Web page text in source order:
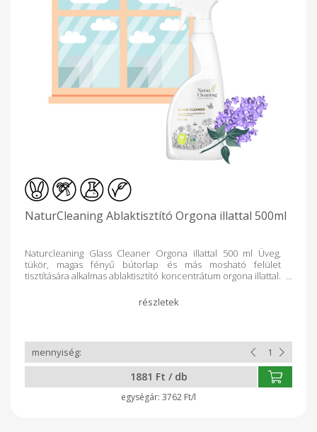
NaturCleaning Ablaktisztító Orgona illattal 500ml
Naturcleaning Glass Cleaner Orgona illattal 500 ml Üveg,
tükör, magas fényű bútorlap és más mosható felület
tisztítására alkalmas ablaktisztító koncentrátum orgona illattal.
törölje szárazra. Csíkmentes ragyogás! Összetevők:
1881 Ft / db
3762 Ft/l